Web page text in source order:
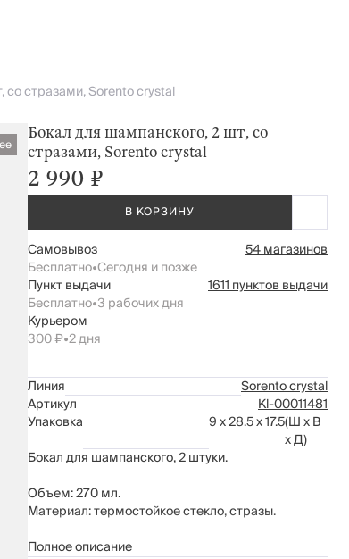
со стразами, Sorento crystal
Бокал для шампанского, 2 шт, со
стразами, Sorento crystal
2 990 ₽
В КОРЗИНУ
Самовывоз
54 магазинов
Бесплатно•Сегодня и позже
Пункт выдачи
1611 пунктов выдачи
Бесплатно•3 рабочих дня
Курьером
300 ₽•2 дня
Линия
Sorento crystal
Артикул
Kl-00011481
Упаковка
9 x 28.5 x 17.5(Ш x В
x Д)
Бокал для шампанского, 2 штуки.
Объем: 270 мл.
Материал: термостойкое стекло, стразы.
Рекомендуется мыть вручную с применением
Полное описание